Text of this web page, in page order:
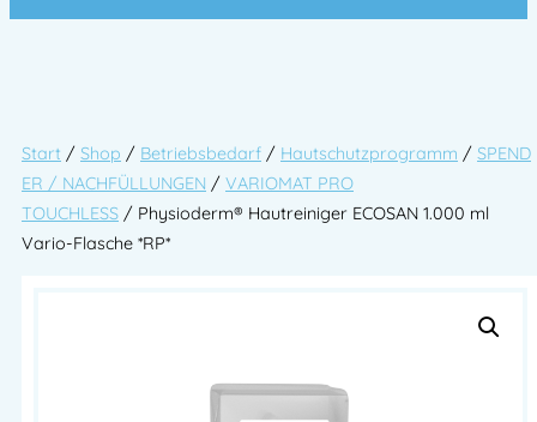
Start / Shop / Betriebsbedarf / Hautschutzprogramm / SPEND
ER / NACHFÜLLUNGEN / VARIOMAT PRO
TOUCHLESS / Physioderm® Hautreiniger ECOSAN 1.000 ml
Vario-Flasche *RP*